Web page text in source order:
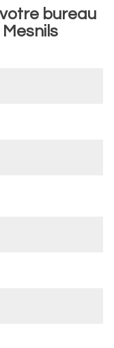
bureau